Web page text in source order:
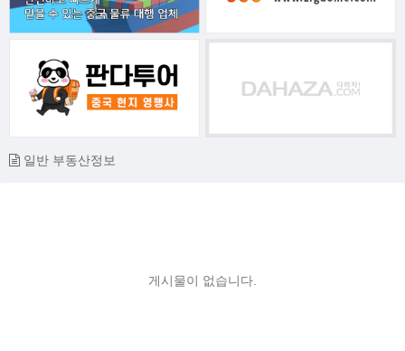
일반 부동산정보
게시물이 없습니다.